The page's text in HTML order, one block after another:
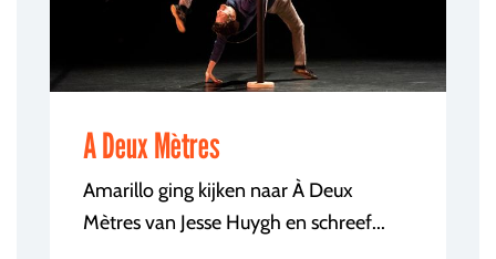
A Deux Mètres
Amarillo ging kijken naar À Deux
Mètres van Jesse Huygh en schreef...